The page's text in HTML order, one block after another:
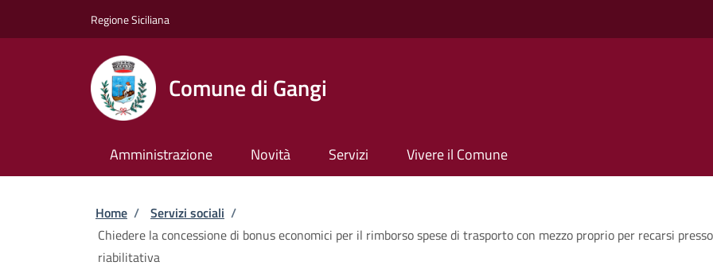
Regione Siciliana
Comune di Gangi
Amministrazione Novità Servizi Vivere il Comune
Briciole di pane
Home / Servizi sociali /
Chiedere la concessione di bonus economici per il rimborso spese di trasporto con mezzo proprio per recarsi
riabilitativa